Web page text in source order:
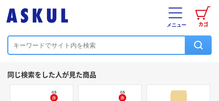
カゴ
メニュー
同じ検索をした人が見た商品